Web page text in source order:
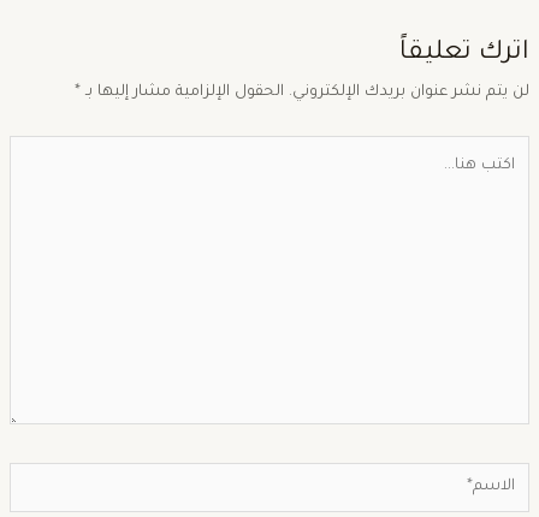
تعليقاً
يتم نشر عنوان بريدك الإلكتروني. الحقول الإلزامية مشار إليها بـ *